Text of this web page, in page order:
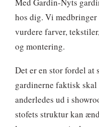
hos dig. Vi
vurdere farver,
og montering.
Det er en stor fordel at
gardinerne faktisk
anderledes ud i
stofets struktur kan